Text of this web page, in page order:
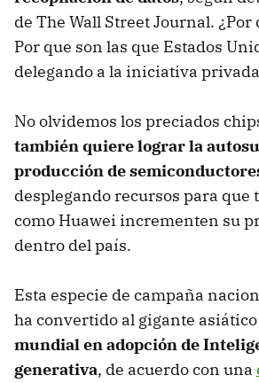
de The Wall Street Journal. ¿Por
Por que son las que Estados
delegando a la iniciativa
No olvidemos los preciados
también quiere lograr la
producción de
desplegando recursos para que
como Huawei incrementen su
dentro del país.
Esta especie de campaña
ha convertido al gigante
mundial en adopción de
generativa, de acuerdo con una